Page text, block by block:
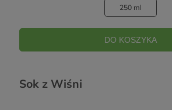
250 ml
DO KOSZYKA
Sok z Wiśni